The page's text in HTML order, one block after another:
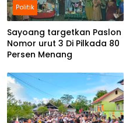
Politik
Sayoang targetkan Paslon
Nomor urut 3 Di Pilkada 80
Persen Menang